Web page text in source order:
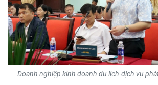
Doanh nghiệp kinh doanh du lịch-dịch vụ